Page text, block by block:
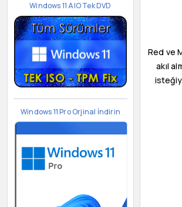
Windows 11 AIO Tek DVD
Windows 11 Pro Orjinal İndirin
Red ve
akıl